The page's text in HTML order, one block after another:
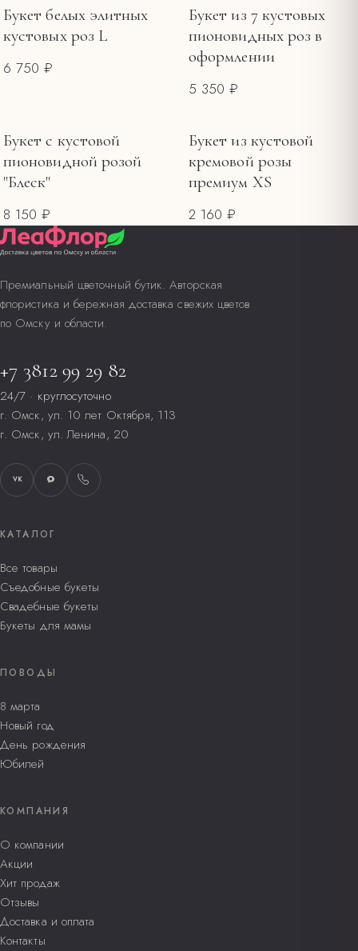
Меняйте воду каждые 1–2 дня, обновляйте срез.
Букет белых элитных
кустовых роз L
6 750 ₽
Букет из 7 кустовых
пионовидных роз в
оформлении
5 350 ₽
Букет с кустовой
пионовидной розой
"Блеск"
8 150 ₽
Букет из кустовой
кремовой розы
премиум XS
2 160 ₽
Премиальный цветочный бутик. Авторская
флористика и бережная доставка свежих цветов
по Омску и области.
+7 3812 99 29 82
24/7 · круглосуточно
г. Омск, ул. 10 лет Октября, 113
г. Омск, ул. Ленина, 20
VK
КАТАЛОГ
Все товары
Съедобные букеты
Свадебные букеты
Букеты для мамы
ПОВОДЫ
8 марта
Новый год
День рождения
Юбилей
КОМПАНИЯ
О компании
Акции
Хит продаж
Отзывы
Доставка и оплата
Контакты